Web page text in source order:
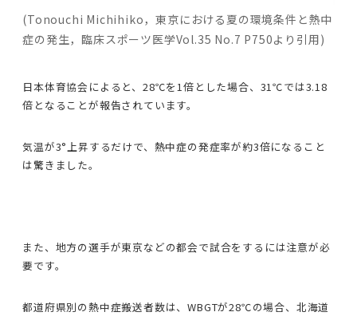
(Tonouchi Michihiko，東京における夏の環境条件と熱中
症の発生，臨床スポーツ医学Vol.35 No.7 P750より引用)
日本体育協会によると、28℃を1倍とした場合、31℃では3.18
倍となることが報告されています。
気温が3°上昇するだけで、熱中症の発症率が約3倍になること
は驚きました。
また、地方の選手が東京などの都会で試合をするには注意が必
要です。
都道府県別の熱中症搬送者数は、WBGTが28℃の場合、北海道